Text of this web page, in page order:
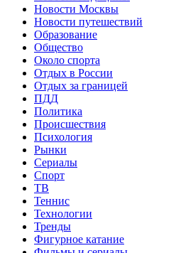
Новости Москвы
Новости путешествий
Образование
Общество
Около спорта
Отдых в России
Отдых за границей
ПДД
Политика
Происшествия
Психология
Рынки
Сериалы
Спорт
ТВ
Теннис
Технологии
Тренды
Фигурное катание